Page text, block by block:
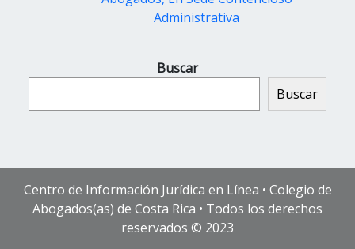
Administrativa
Buscar
Buscar
Centro de Información Jurídica en Línea • Colegio de
Abogados(as) de Costa Rica • Todos los derechos
reservados © 2023